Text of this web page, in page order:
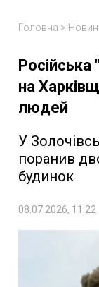
Головна >
на
людей
У
поранив
будинок
08.07.2026, 11:22